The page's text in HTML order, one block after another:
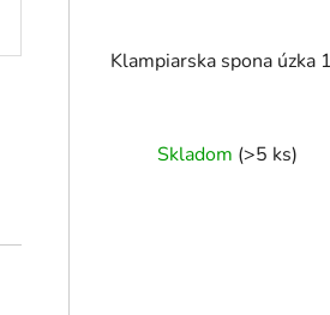
Klampiarska spona úzka
Skladom (>5 ks)